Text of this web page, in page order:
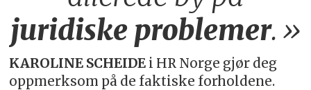
juridiske problemer.»
KAROLINE SCHEIDE i HR Norge gjør deg
oppmerksom på de faktiske forholdene.